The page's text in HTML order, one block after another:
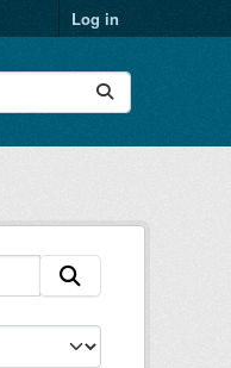
Log in